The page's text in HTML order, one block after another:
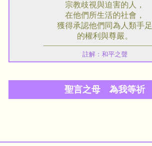
宗教歧視與迫害的人，
在他們所生活的社會，
獲得承認他們同為人類手足
的權利與尊嚴。
註解：和平之聲
聖言之母 為我等祈